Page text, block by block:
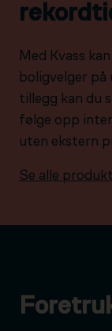
Med Kvass
boligvelger på
tillegg kan du
følge opp
uten ekstern
Se alle